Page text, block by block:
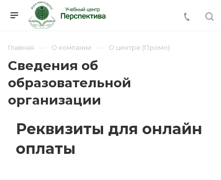
Главная О компании О центре (Промо)
Сведения об
образовательной
организации
Реквизиты для онлайн
оплаты